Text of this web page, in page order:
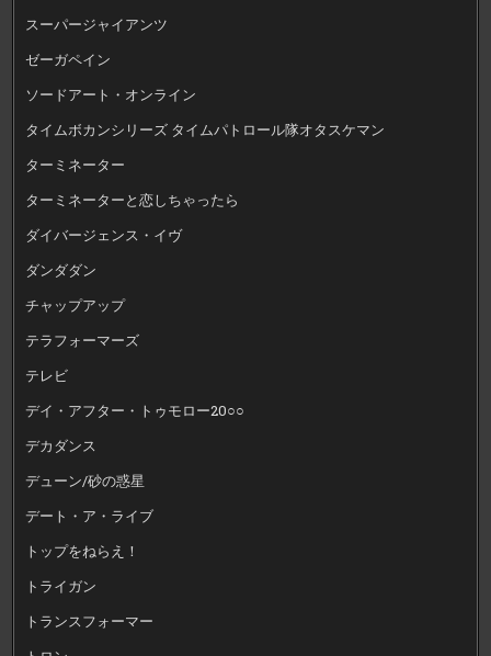
スーパージャイアンツ
ゼーガペイン
ソードアート・オンライン
タイムボカンシリーズ タイムパトロール隊オタスケマン
ターミネーター
ターミネーターと恋しちゃったら
ダイバージェンス・イヴ
ダンダダン
チャップアップ
テラフォーマーズ
テレビ
デイ・アフター・トゥモロー20○○
デカダンス
デューン/砂の惑星
デート・ア・ライブ
トップをねらえ！
トライガン
トランスフォーマー